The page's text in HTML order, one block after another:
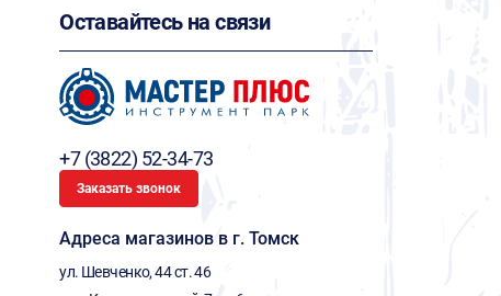
Оставайтесь на связи
+7 (3822) 52-34-73
Заказать звонок
Адреса магазинов в г. Томск
ул. Шевченко, 44 ст. 46